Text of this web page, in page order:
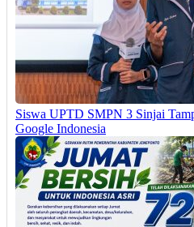
Siswa UPTD SMPN 3 Sinjai
Google Indonesia